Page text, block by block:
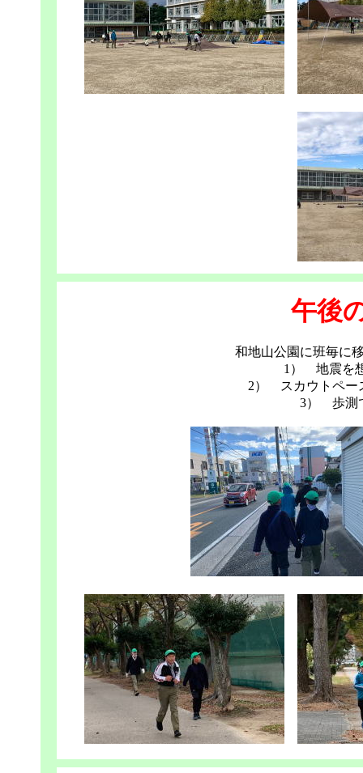
午後
和地山公園に班毎に
1） 地震を
2） スカウトペー
3） 歩測